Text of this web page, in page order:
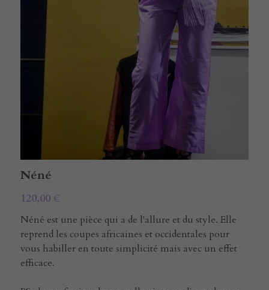
Néné
120,00 €
Néné est une pièce qui a de l'allure et du style. Elle
reprend les coupes africaines et occidentales pour
vous habiller en toute simplicité mais avec un effet
efficace.